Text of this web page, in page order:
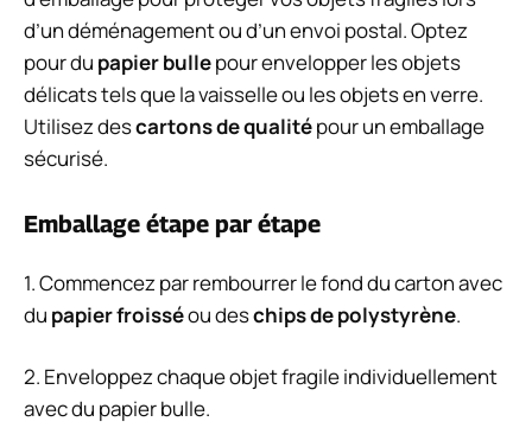
d’un déménagement ou d’un envoi postal. Optez
pour du papier bullepour envelopper les objets
délicats tels que la vaisselle ou les objets en verre.
Utilisez descartons de qualitépour un emballage
sécurisé.
Emballage étape par étape
1. Commencez par rembourrer le fond du carton avec
du papier froisséou deschips de polystyrène.
2. Enveloppez chaque objet fragile individuellement
avec du papier bulle.